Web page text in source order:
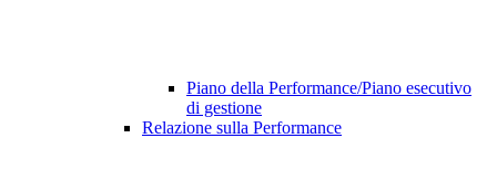
Piano della Performance/Piano esecutivo
di gestione
Relazione sulla Performance